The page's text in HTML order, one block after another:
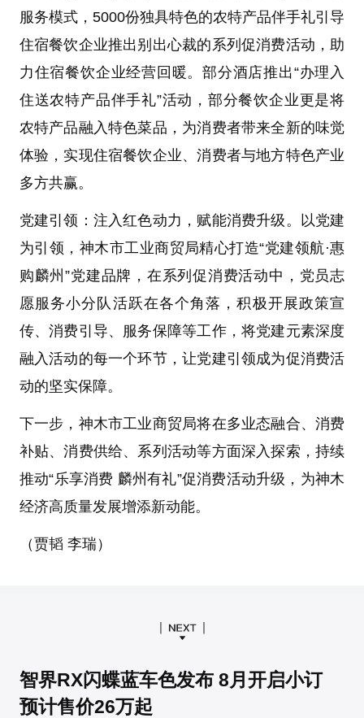
服务模式，5000份独具特色的农特产品伴手礼引导
住宿餐饮企业推出别出心裁的系列促消费活动，助
力住宿餐饮企业经营回暖。部分酒店推出“办理入
住送农特产品伴手礼”活动，部分餐饮企业更是将
农特产品融入特色菜品，为消费者带来全新的味觉
体验，实现住宿餐饮企业、消费者与地方特色产业
多方共赢。
党建引领：注入红色动力，赋能消费升级。以党建
为引领，神木市工业商贸局精心打造“党建领航·惠
购麟州”党建品牌，在系列促消费活动中，党员志
愿服务小分队活跃在各个角落，积极开展政策宣
传、消费引导、服务保障等工作，将党建元素深度
融入活动的每一个环节，让党建引领成为促消费活
动的坚实保障。
下一步，神木市工业商贸局将在多业态融合、消费
补贴、消费供给、系列活动等方面深入探索，持续
推动“乐享消费 麟州有礼”促消费活动升级，为神木
经济高质量发展增添新动能。
（贾韬 李瑞）
智界RX闪蝶蓝车色发布 8月开启小订
预计售价26万起